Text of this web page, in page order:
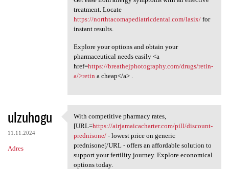
treatment. Locate
https://northtacomapediatricdental.com/lasix/for
instant results.
Explore your options and obtain your
pharmaceutical needs easily <a
href=https://breathejphotography.com/drugs/retin-
a/>retin a cheap</a> .
ulzuhogu
11.11.2024
Adres
With competitive pharmacy
With competitive pharmacy rates,
[URL=https://airjamaicacharter.com/pill/discount-
prednisone/- lowest price on generic
prednisone[/URL - offers an affordable solution to
support your fertility journey. Explore economical
options today.